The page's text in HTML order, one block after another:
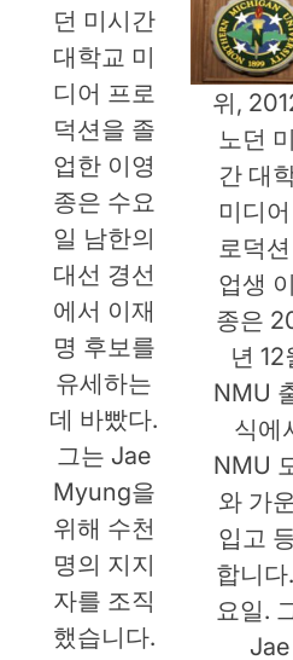
던 미시간
대학교 미
디어 프로
덕션을 졸
업한 이영
종은 수요
일 남한의
대선 경선
에서 이재
명 후보를
유세하는
데 바빴다.
그는 Jae
Myung을
위해 수천
명의 지지
자를 조직
했습니다.
위,
노던
간 대
미디
로덕
업생
종은
년 12
NMU
식에
NMU
와 가
입고
합니다
요일.
Jae